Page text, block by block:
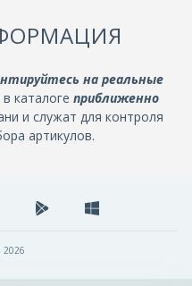
на реальные
каталоге приближенно
и служат для контроля
артикулов.